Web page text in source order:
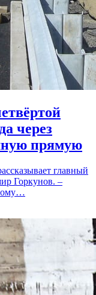
через
прямую
главный
Горкунов. –